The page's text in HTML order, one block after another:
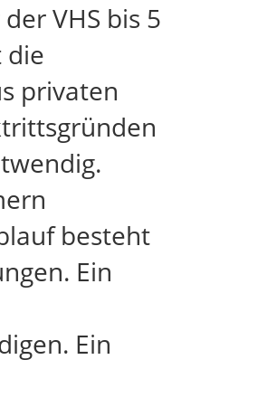
VHS bis 5
die
privaten
besteht
Ein
Ein